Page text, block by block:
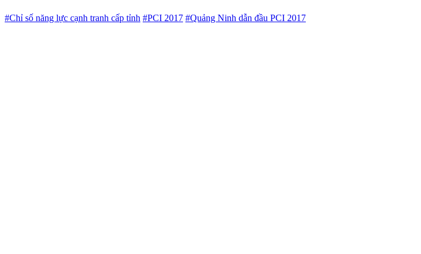
#Chỉ số năng lực cạnh tranh cấp tỉnh #PCI 2017 #Quảng Ninh dẫn đầu PCI 2017